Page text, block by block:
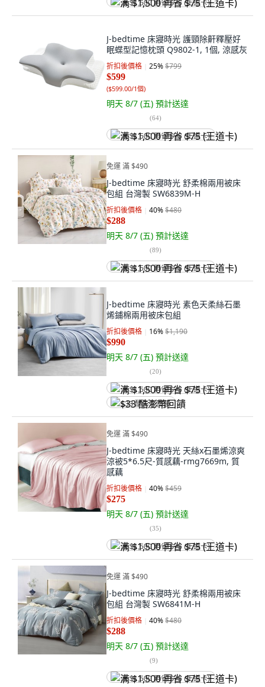
满 $1,500 再省 $75 (王道卡)
J-bedtime 床寢時光 護頸除鼾釋壓好
眠蝶型記憶枕頭 Q9802-1, 1個, 涼感灰
折扣後價格 25%$799
$599
($599.00/1個)
明天 8/7 (五) 預計送達
(64)
满 $1,500 再省 $75 (王道卡)
免運 滿 $490
J-bedtime 床寢時光 舒柔棉兩用被床
包組 台灣製 SW6839M-H
折扣後價格 40%$480
$288
明天 8/7 (五) 預計送達
(89)
满 $1,500 再省 $75 (王道卡)
J-bedtime 床寢時光 素色天柔絲石墨
烯鋪棉兩用被床包組
折扣後價格 16%$1,190
$990
明天 8/7 (五) 預計送達
(20)
满 $1,500 再省 $75 (王道卡)
$33 酷澎幣回饋
免運 滿 $490
J-bedtime 床寢時光 天絲x石墨烯涼爽
涼被5*6.5尺-質感藕-rmg7669m, 質
感藕
折扣後價格 40%$459
$275
明天 8/7 (五) 預計送達
(35)
满 $1,500 再省 $75 (王道卡)
免運 滿 $490
J-bedtime 床寢時光 舒柔棉兩用被床
包組 台灣製 SW6841M-H
折扣後價格 40%$480
$288
明天 8/7 (五) 預計送達
(9)
满 $1,500 再省 $75 (王道卡)